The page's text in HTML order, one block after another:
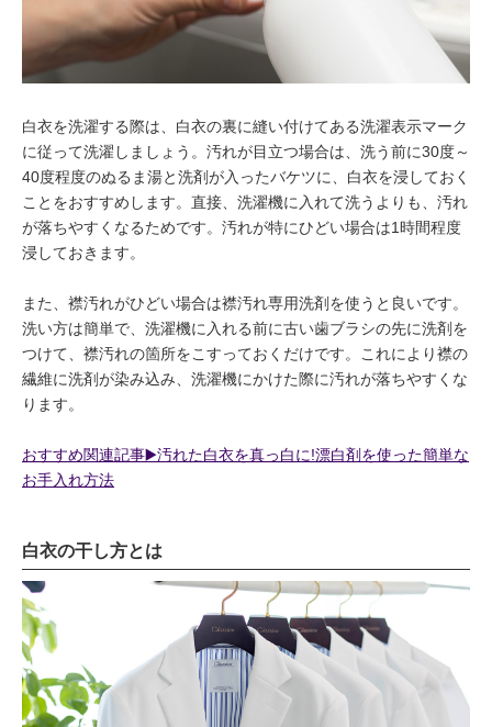
白衣を洗濯する際は、白衣の裏に縫い付けてある洗濯表示マーク
に従って洗濯しましょう。汚れが目立つ場合は、洗う前に30度～
40度程度のぬるま湯と洗剤が入ったバケツに、白衣を浸しておく
ことをおすすめします。直接、洗濯機に入れて洗うよりも、汚れ
が落ちやすくなるためです。汚れが特にひどい場合は1時間程度
浸しておきます。
また、襟汚れがひどい場合は襟汚れ専用洗剤を使うと良いです。
洗い方は簡単で、洗濯機に入れる前に古い歯ブラシの先に洗剤を
つけて、襟汚れの箇所をこすっておくだけです。これにより襟の
繊維に洗剤が染み込み、洗濯機にかけた際に汚れが落ちやすくな
ります。
おすすめ関連記事▶️汚れた白衣を真っ白に!漂白剤を使った簡単な
お手入れ方法
白衣の干し方とは